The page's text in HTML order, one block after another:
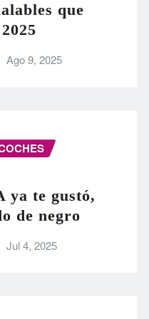
que
Ago 9, 2025
ya te gustó,
de negro
Jul 4, 2025